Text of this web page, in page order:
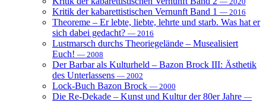
Kritik der kabarettistischen Vernunft Band 1 — 2016
Theoreme – Er lebte, liebte, lehrte und starb. Was hat er
sich dabei gedacht? — 2016
Lustmarsch durchs Theoriegelände – Musealisiert
Euch! — 2008
Der Barbar als Kulturheld – Bazon Brock III: Ästhetik
des Unterlassens — 2002
Lock-Buch Bazon Brock — 2000
Die Re-Dekade – Kunst und Kultur der 80er Jahre —